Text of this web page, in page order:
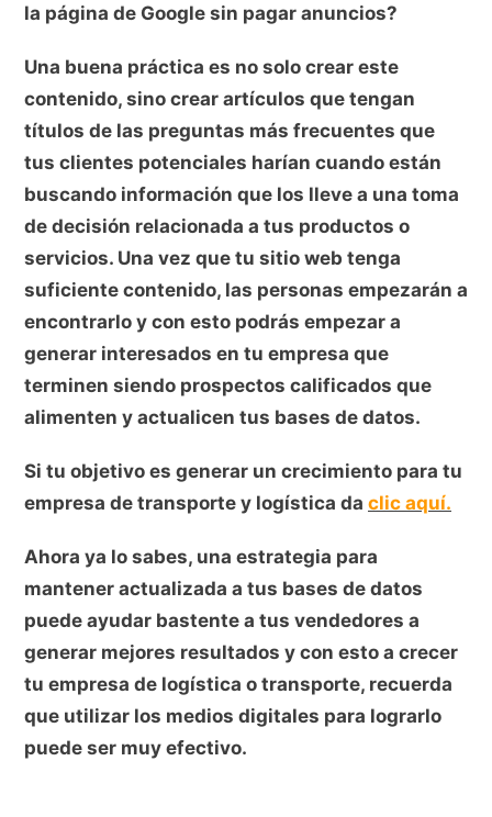
la página de Google sin pagar anuncios?
Una buena práctica es no solo crear este
contenido, sino crear artículos que tengan
títulos de las preguntas más frecuentes que
tus clientes potenciales harían cuando están
buscando información que los lleve a una toma
de decisión relacionada a tus productos o
servicios. Una vez que tu sitio web tenga
suficiente contenido, las personas empezarán a
encontrarlo y con esto podrás empezar a
generar interesados en tu empresa que
terminen siendo prospectos calificados que
alimenten y actualicen tus bases de datos.
Si tu objetivo es generar un crecimiento para tu
empresa de transporte y logística da clic aquí.
Ahora ya lo sabes, una estrategia para
mantener actualizada a tus bases de datos
puede ayudar bastente a tus vendedores a
generar mejores resultados y con esto a crecer
tu empresa de logística o transporte, recuerda
que utilizar los medios digitales para lograrlo
puede ser muy efectivo.